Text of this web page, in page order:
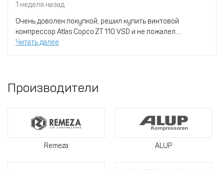
1 неделя назад
Очень доволен покупкой, решил купить винтовой
компрессор Atlas Copco ZT 110 VSD и не пожалел....
Читать далее
Производители
Remeza ALUP